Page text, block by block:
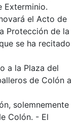
Exterminio.
el Acto de
Protección de la
se ha recitado
a la Plaza del
de Colón a
solemnemente
Colón. - El